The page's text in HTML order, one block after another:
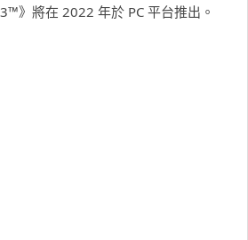
》將在 2022 年於 PC 平台推出。